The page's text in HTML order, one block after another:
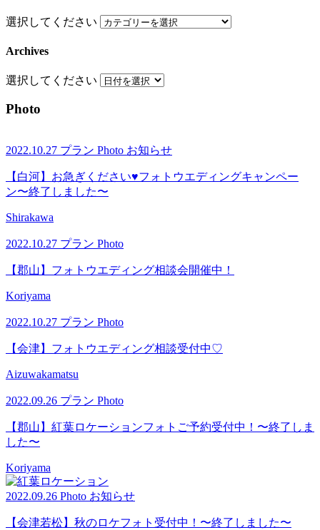
選択してください
Archives
選択してください
Photo
2022.10.27 プラン Photo お知らせ
【白河】お急ぎください♥フォトウエディングキャンペー
ン〜終了しました〜
Shirakawa
2022.10.27 プラン Photo
【郡山】フォトウエディング相談会開催中！
Koriyama
2022.10.27 プラン Photo
【会津】フォトウエディング相談受付中♡
Aizuwakamatsu
2022.09.26 プラン Photo
【郡山】紅葉ロケーションフォトご予約受付中！〜終了しま
した〜
Koriyama
2022.09.26 Photo お知らせ
【会津若松】秋のロケフォト受付中！〜終了しました〜